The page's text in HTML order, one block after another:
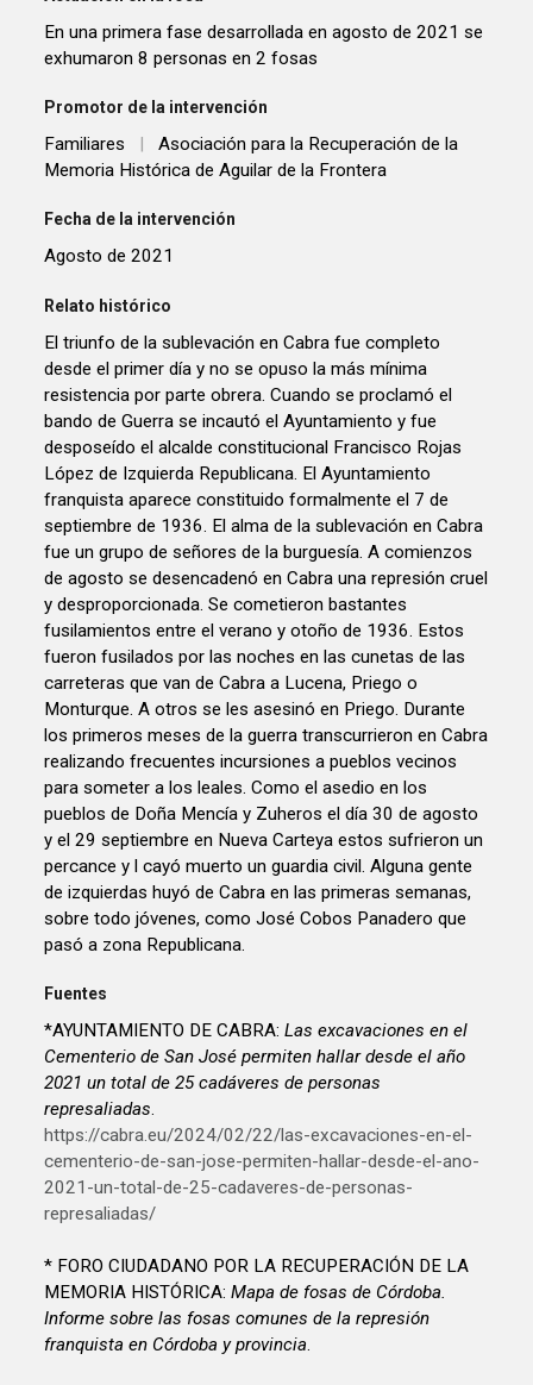
En una primera fase desarrollada en agosto de 2021 se
exhumaron 8 personas en 2 fosas
Promotor de la intervención
Familiares |
Asociación para la Recuperación de la
Memoria Histórica de Aguilar de la Frontera
Fecha de la intervención
Agosto de 2021
Relato histórico
El triunfo de la sublevación en Cabra fue completo
desde el primer día y no se opuso la más mínima
resistencia por parte obrera. Cuando se proclamó el
bando de Guerra se incautó el Ayuntamiento y fue
desposeído el alcalde constitucional Francisco Rojas
López de Izquierda Republicana. El Ayuntamiento
franquista aparece constituido formalmente el 7 de
septiembre de 1936. El alma de la sublevación en Cabra
fue un grupo de señores de la burguesía. A comienzos
de agosto se desencadenó en Cabra una represión cruel
y desproporcionada. Se cometieron bastantes
fusilamientos entre el verano y otoño de 1936. Estos
fueron fusilados por las noches en las cunetas de las
carreteras que van de Cabra a Lucena, Priego o
Monturque. A otros se les asesinó en Priego. Durante
los primeros meses de la guerra transcurrieron en Cabra
realizando frecuentes incursiones a pueblos vecinos
para someter a los leales. Como el asedio en los
pueblos de Doña Mencía y Zuheros el día 30 de agosto
y el 29 septiembre en Nueva Carteya estos sufrieron un
percance y l cayó muerto un guardia civil. Alguna gente
de izquierdas huyó de Cabra en las primeras semanas,
sobre todo jóvenes, como José Cobos Panadero que
pasó a zona Republicana.
Fuentes
*AYUNTAMIENTO DE CABRA:Las excavaciones en el
Cementerio de San José permiten hallar desde el año
2021 un total de 25 cadáveres de personas
represaliadas.
https://cabra.eu/2024/02/22/las-excavaciones-en-el-
cementerio-de-san-jose-permiten-hallar-desde-el-ano-
2021-un-total-de-25-cadaveres-de-personas-
represaliadas/
* FORO CIUDADANO POR LA RECUPERACIÓN DE LA
MEMORIA HISTÓRICA:Mapa de fosas de Córdoba.
Informe sobre las fosas comunes de la represión
franquista en Córdoba y provincia.